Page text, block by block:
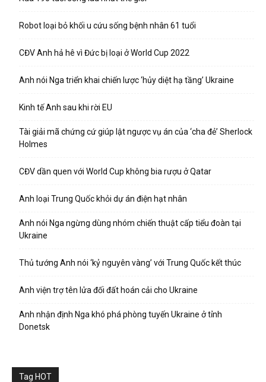
Robot loại bỏ khối u cứu sống bệnh nhân 61 tuổi
CĐV Anh hả hê vì Đức bị loại ở World Cup 2022
Anh nói Nga triển khai chiến lược ‘hủy diệt hạ tầng’ Ukraine
Kinh tế Anh sau khi rời EU
Tài giải mã chứng cứ giúp lật ngược vụ án của ‘cha đẻ’ Sherlock
Holmes
CĐV dần quen với World Cup không bia rượu ở Qatar
Anh loại Trung Quốc khỏi dự án điện hạt nhân
Anh nói Nga ngừng dùng nhóm chiến thuật cấp tiểu đoàn tại
Ukraine
Thủ tướng Anh nói ‘kỷ nguyên vàng’ với Trung Quốc kết thúc
Anh viện trợ tên lửa đối đất hoán cải cho Ukraine
Anh nhận định Nga khó phá phòng tuyến Ukraine ở tỉnh
Donetsk
Tag HOT